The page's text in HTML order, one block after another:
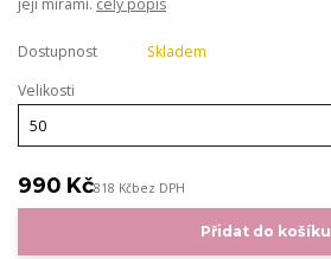
Dostupnost
Skladem
Velikosti
990 Kč818 Kčbez DPH
Přidat do košíku